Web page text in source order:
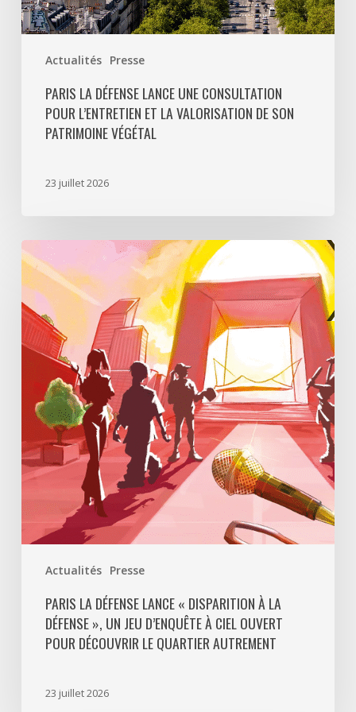
Actualités Presse
patrimoine
végétal
PARIS LA DÉFENSE LANCE UNE CONSULTATION
POUR L’ENTRETIEN ET LA VALORISATION DE SON
PATRIMOINE VÉGÉTAL
23 juillet 2026
Actualités Presse
Paris
La
Défense
lance
«
Disparition
Défense
un
jeu
d’enquête
à
ciel
découvrir
quartier
PARIS LA DÉFENSE LANCE « DISPARITION À LA
DÉFENSE », UN JEU D’ENQUÊTE À CIEL OUVERT
POUR DÉCOUVRIR LE QUARTIER AUTREMENT
23 juillet 2026